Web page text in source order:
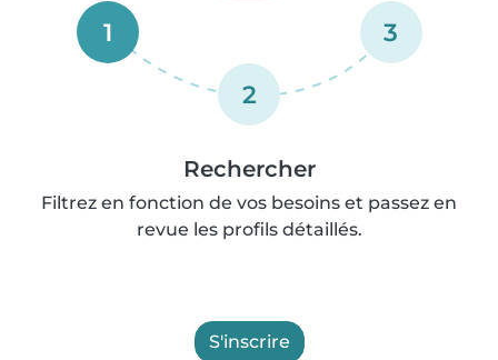
1
2
3
Rechercher
Filtrez en fonction de vos besoins et passez en
revue les profils détaillés.
S'inscrire